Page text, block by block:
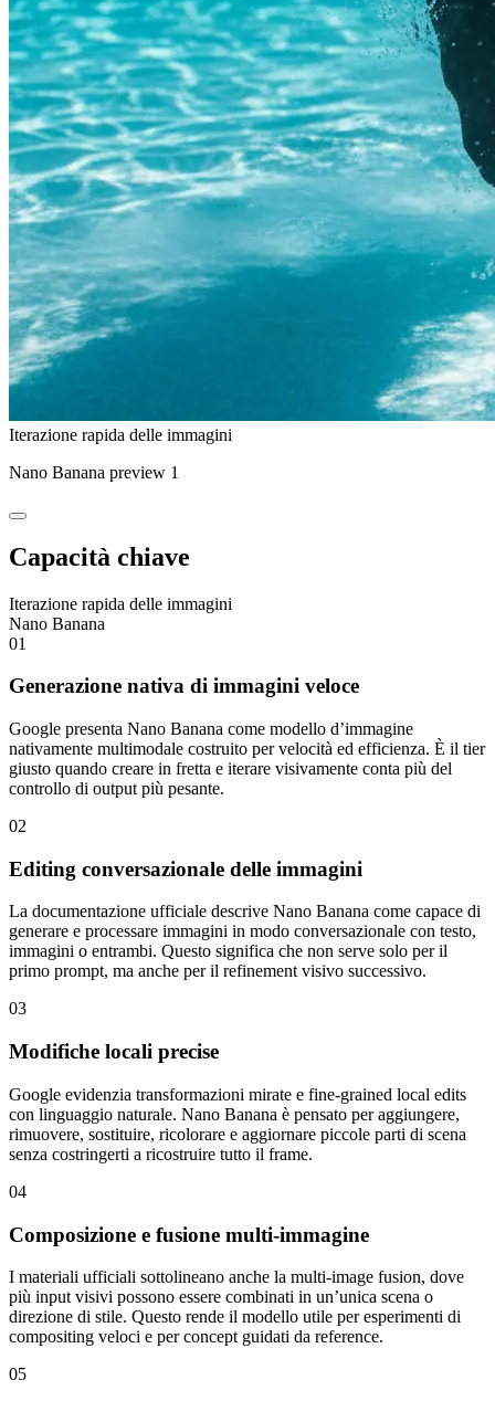
Iterazione rapida delle immagini
Nano Banana preview 1
Capacità chiave
Iterazione rapida delle immagini
Nano Banana
01
Generazione nativa di immagini veloce
Google presenta Nano Banana come modello d’immagine
nativamente multimodale costruito per velocità ed efficienza. È il tier
giusto quando creare in fretta e iterare visivamente conta più del
controllo di output più pesante.
02
Editing conversazionale delle immagini
La documentazione ufficiale descrive Nano Banana come capace di
generare e processare immagini in modo conversazionale con testo,
immagini o entrambi. Questo significa che non serve solo per il
primo prompt, ma anche per il refinement visivo successivo.
03
Modifiche locali precise
Google evidenzia transformazioni mirate e fine-grained local edits
con linguaggio naturale. Nano Banana è pensato per aggiungere,
rimuovere, sostituire, ricolorare e aggiornare piccole parti di scena
senza costringerti a ricostruire tutto il frame.
04
Composizione e fusione multi-immagine
I materiali ufficiali sottolineano anche la multi-image fusion, dove
più input visivi possono essere combinati in un’unica scena o
direzione di stile. Questo rende il modello utile per esperimenti di
compositing veloci e per concept guidati da reference.
05